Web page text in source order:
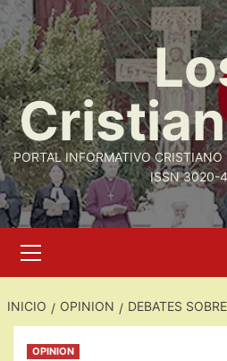
Saltar
al
contenido
PORTAL INFORMATIVO
ISSN 3020-
primario
INICIO OPINION DEBATES
OPINION